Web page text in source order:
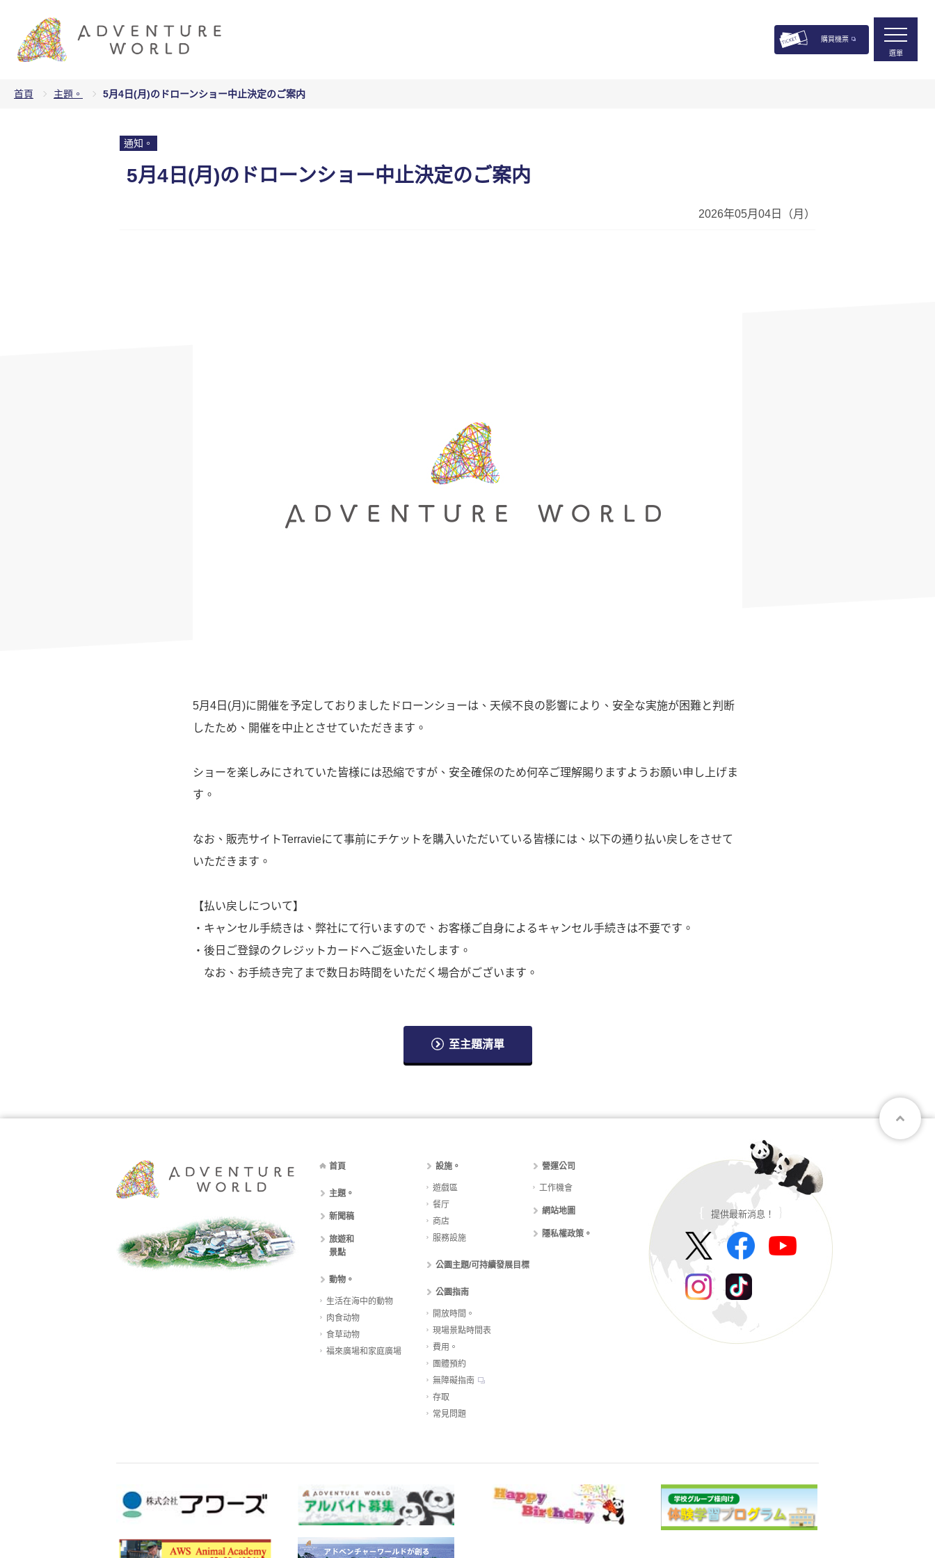
購買機票
選單
首頁 主題。 5月4日(月)のドローンショー中止決定のご案内
通知。
5月4日(月)のドローンショー中止決定のご案内
2026年05月04日（月）
5月4日(月)に開催を予定しておりましたドローンショーは、天候不良の影響により、安全な実施が困難と判断
したため、開催を中止とさせていただきます。
ショーを楽しみにされていた皆様には恐縮ですが、安全確保のため何卒ご理解賜りますようお願い申し上げま
す。
なお、販売サイトTerravieにて事前にチケットを購入いただいている皆様には、以下の通り払い戻しをさせて
いただきます。
【払い戻しについて】
・キャンセル手続きは、弊社にて行いますので、お客様ご自身によるキャンセル手続きは不要です。
・後日ご登録のクレジットカードへご返金いたします。
なお、お手続き完了まで数日お時間をいただく場合がございます。
至主題清單
首頁
主題。
新聞稿
旅遊和
景點
動物。
生活在海中的動物
肉食动物
食草动物
福來廣場和家庭廣場
設施。
遊戲區
餐厅
商店
服務設施
公園主題/可持續發展目標
公園指南
開放時間。
現場景點時間表
費用。
團體預約
無障礙指南
存取
常見問題
營運公司
工作機會
網站地圖
隱私權政策。
提供最新消息！